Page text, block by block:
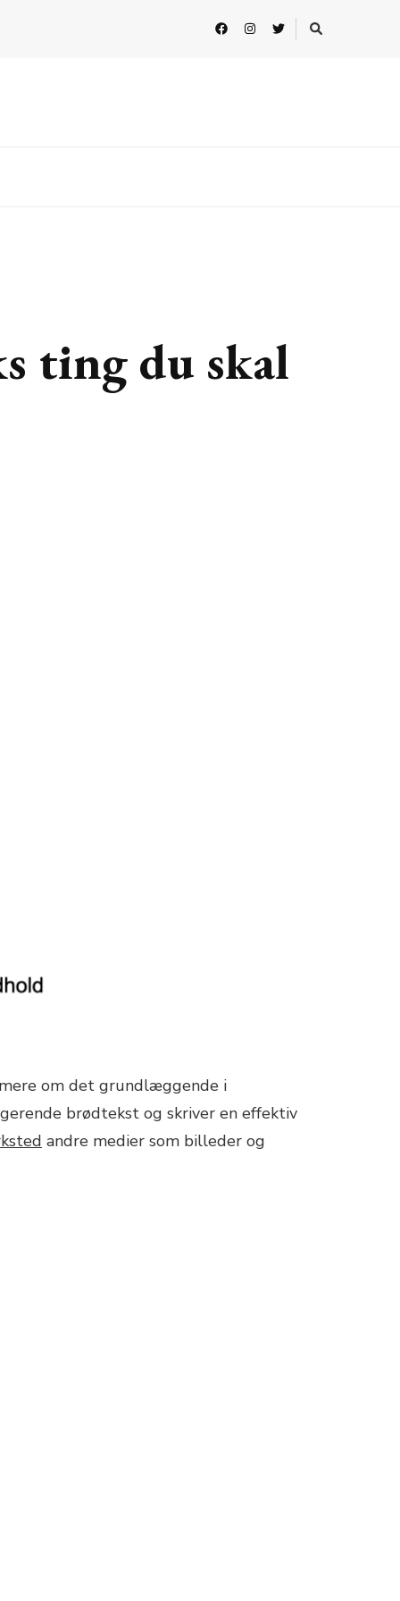
ting du skal
om det grundlæggende i
brødtekst og skriver en effektiv
andre medier som billeder og